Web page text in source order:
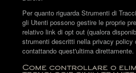
Per quanto riguarda Strumenti di
gli Utenti possono gestire le proprie
relativo link di opt out (qualora
strumenti descritti nella privacy policy
contattando quest'ultima direttamente.
Come controllare o